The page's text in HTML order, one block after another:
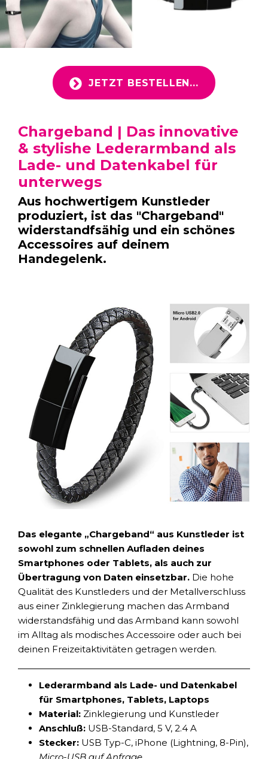
JETZT BESTELLEN...
Chargeband | Das innovative
& stylishe Lederarmband als
Lade- und Datenkabel für
unterwegs
Aus hochwertigem Kunstleder
produziert, ist das "Chargeband"
widerstandfsähig und ein schönes
Accessoires auf deinem
Handegelenk.
Das elegante „Chargeband“ aus Kunstleder ist
sowohl zum schnellen Aufladen deines
Smartphones oder Tablets, als auch zur
Übertragung von Daten einsetzbar. Die hohe
Qualität des Kunstleders und der Metallverschluss
aus einer Zinklegierung machen das Armband
widerstandsfähig und das Armband kann sowohl
im Alltag als modisches Accessoire oder auch bei
deinen Freizeitaktivitäten getragen werden.
Lederarmband als Lade- und Datenkabel
für Smartphones, Tablets, Laptops
Material: Zinklegierung und Kunstleder
Anschluß: USB-Standard, 5 V, 2.4 A
Stecker: USB Typ-C, iPhone (Lightning, 8-Pin),